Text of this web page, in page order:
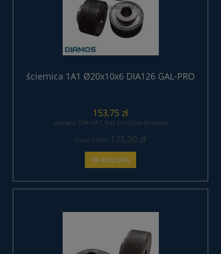
ściernica 1A1 Ø20x10x6 DIA126 GAL-PRO
153,75 zł
zawiera 23% VAT, bez kosztów dostawy
Cena netto: 125,00 zł
do koszyka